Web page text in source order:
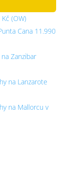
(OW)
Cana 11.990
Zanzibar
na Lanzarote
na Mallorcu v